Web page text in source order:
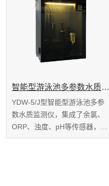
智能型游泳池多参数水质检测仪 YDW-5/J【诺普泰克】
YDW-5/J型智能型游泳池多参
数水质监测仪，集成了余氯、
ORP、浊度、pH等传感器，用
户只...